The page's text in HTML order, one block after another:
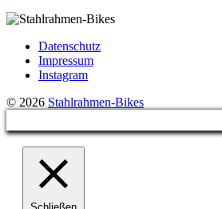
Datenschutz
Impressum
Instagram
© 2026 Stahlrahmen-Bikes